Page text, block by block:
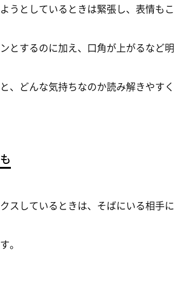
うとしているときは緊張し、表情もこ
とするのに加え、口角が上がるなど明
、どんな気持ちなのか読み解きやすく
スしているときは、そばにいる相手に
。